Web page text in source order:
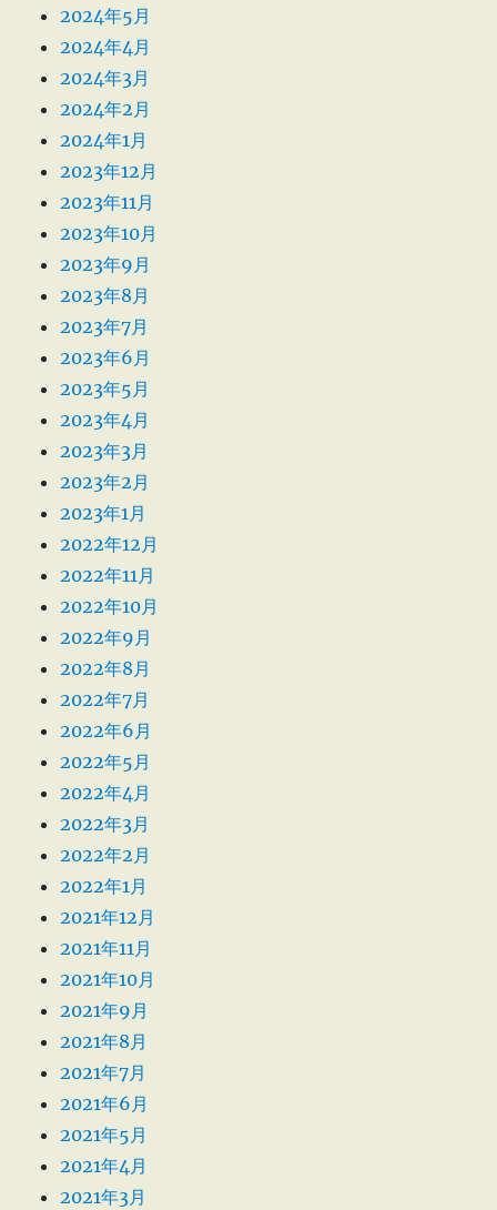
2024年5月
2024年4月
2024年3月
2024年2月
2024年1月
2023年12月
2023年11月
2023年10月
2023年9月
2023年8月
2023年7月
2023年6月
2023年5月
2023年4月
2023年3月
2023年2月
2023年1月
2022年12月
2022年11月
2022年10月
2022年9月
2022年8月
2022年7月
2022年6月
2022年5月
2022年4月
2022年3月
2022年2月
2022年1月
2021年12月
2021年11月
2021年10月
2021年9月
2021年8月
2021年7月
2021年6月
2021年5月
2021年4月
2021年3月